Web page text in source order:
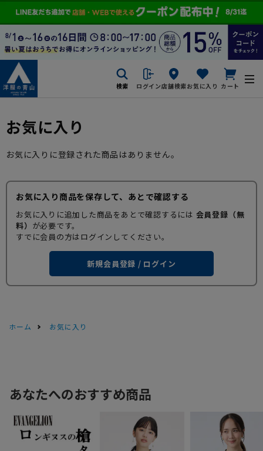
検索 ログイン店舗検索お気に入り カート
お気に入り
お気に入りに登録された商品はありません。
お気に入り商品を保存して、あとで確認する
お気に入りに追加した商品をあとで確認するには 会員登録（無
料） が必要です。
すでに会員の方はログインしてください。
新規会員登録 / ログイン
ホーム お気に入り